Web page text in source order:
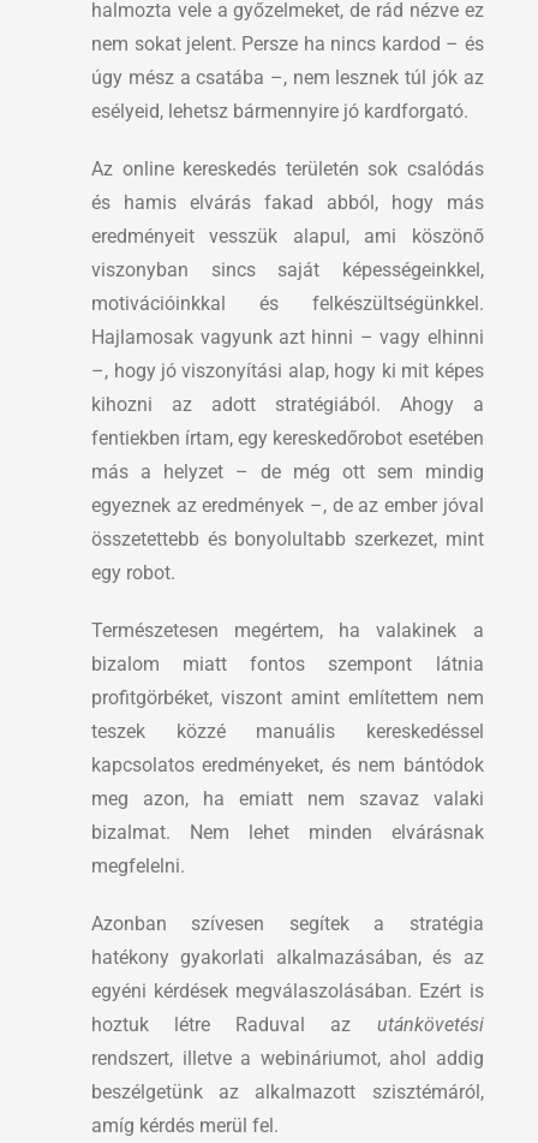
halmozta vele a győzelmeket, de rád nézve ez
nem sokat jelent. Persze ha nincs kardod – és
úgy mész a csatába –, nem lesznek túl jók az
esélyeid, lehetsz bármennyire jó kardforgató.
Az online kereskedés területén sok csalódás
és hamis elvárás fakad abból, hogy más
eredményeit vesszük alapul, ami köszönő
viszonyban sincs saját képességeinkkel,
motivációinkkal és felkészültségünkkel.
Hajlamosak vagyunk azt hinni – vagy elhinni
–, hogy jó viszonyítási alap, hogy ki mit képes
kihozni az adott stratégiából. Ahogy a
fentiekben írtam, egy kereskedőrobot esetében
más a helyzet – de még ott sem mindig
egyeznek az eredmények –, de az ember jóval
összetettebb és bonyolultabb szerkezet, mint
egy robot.
Természetesen megértem, ha valakinek a
bizalom miatt fontos szempont látnia
profitgörbéket, viszont amint említettem nem
teszek közzé manuális kereskedéssel
kapcsolatos eredményeket, és nem bántódok
meg azon, ha emiatt nem szavaz valaki
bizalmat. Nem lehet minden elvárásnak
megfelelni.
Azonban szívesen segítek a stratégia
hatékony gyakorlati alkalmazásában, és az
egyéni kérdések megválaszolásában. Ezért is
hoztuk létre Raduval az utánkövetési
rendszert, illetve a webináriumot, ahol addig
beszélgetünk az alkalmazott szisztémáról,
amíg kérdés merül fel.